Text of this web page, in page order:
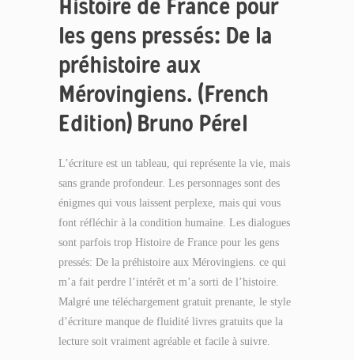
Histoire de France pour
les gens pressés: De la
préhistoire aux
Mérovingiens. (French
Edition) Bruno Pérel
L’écriture est un tableau, qui représente la vie, mais
sans grande profondeur. Les personnages sont des
énigmes qui vous laissent perplexe, mais qui vous
font réfléchir à la condition humaine. Les dialogues
sont parfois trop Histoire de France pour les gens
pressés: De la préhistoire aux Mérovingiens. ce qui
m’a fait perdre l’intérêt et m’a sorti de l’histoire.
Malgré une téléchargement gratuit prenante, le style
d’écriture manque de fluidité livres gratuits que la
lecture soit vraiment agréable et facile à suivre.